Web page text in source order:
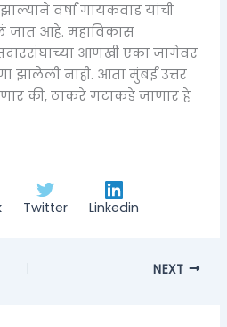
वर्षा गायकवाड यांची
जात आहे. महाविकास
आणखी एका जागेवर
झालेली नाही. आता मुंबई उत्तर
की, ठाकरे गटाकडे जाणार हे
Twitter Linkedin
NEXT